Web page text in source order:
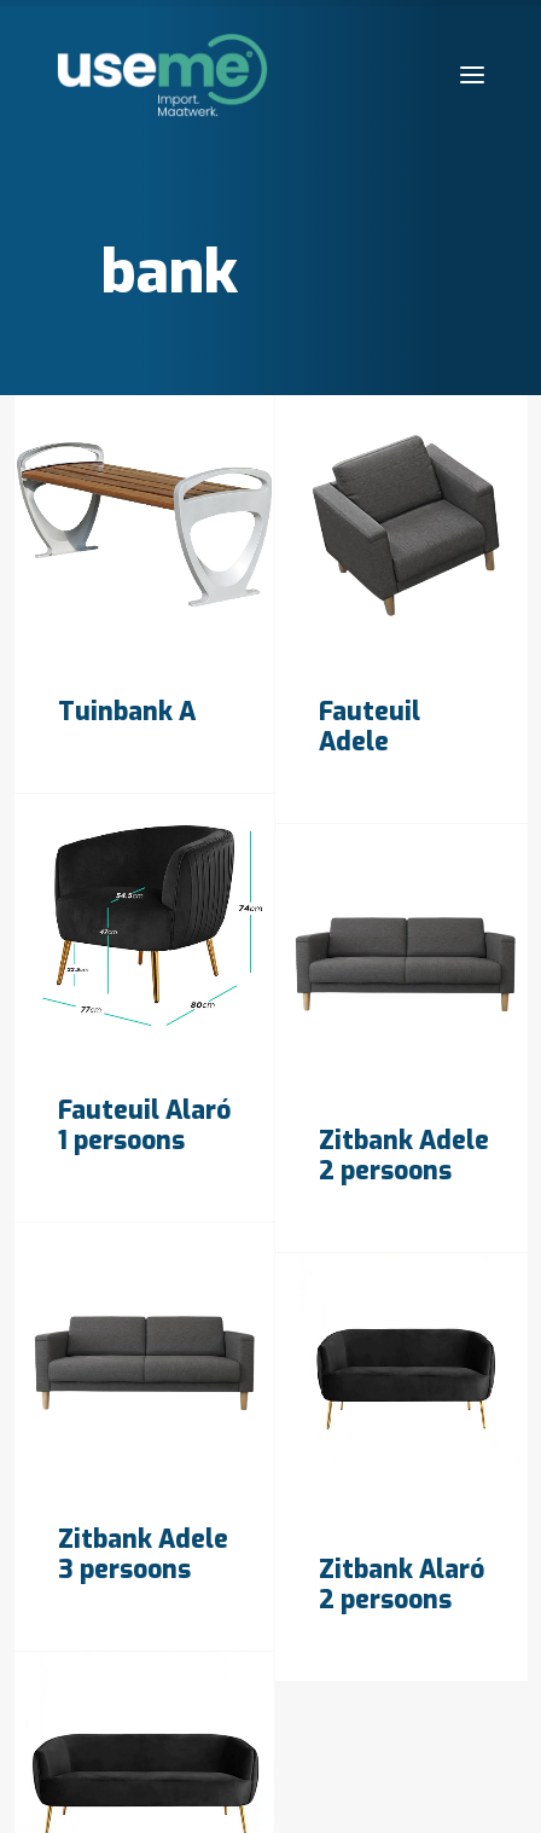
Huisvesting
Producten
Contact
Aanvraag starten
Search
bank
Tuinbank A
Fauteuil
Adele
Fauteuil Alaró
1 persoons
Zitbank Adele
2 persoons
Zitbank Adele
3 persoons
Zitbank Alaró
2 persoons